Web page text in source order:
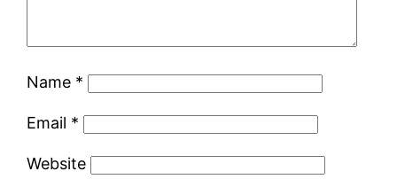
Name *
Email *
Website